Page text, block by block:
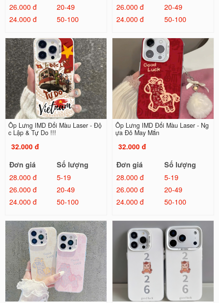
26.000 đ
20-49
24.000 đ
50-100
26.000 đ
20-49
24.000 đ
50-100
Ốp Lưng IMD Đổi Màu Laser - Độ
c Lập & Tự Do !!!
32.000 đ
Đơn giá
Số lượng
28.000 đ
5-19
26.000 đ
20-49
24.000 đ
50-100
Ốp Lưng IMD Đổi Màu Laser - Ng
ựa Đỏ May Mắn
32.000 đ
Đơn giá
Số lượng
28.000 đ
5-19
26.000 đ
20-49
24.000 đ
50-100